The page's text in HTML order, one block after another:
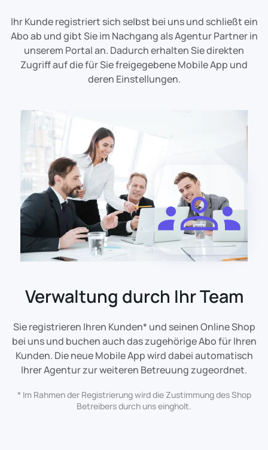
Ihr Kunde registriert sich selbst bei uns und schließt ein
Abo ab und gibt Sie im Nachgang als Agentur Partner in
unserem Portal an. Dadurch erhalten Sie direkten
Zugriff auf die für Sie freigegebene Mobile App und
deren Einstellungen.
Verwaltung durch Ihr Team
Sie registrieren Ihren Kunden* und seinen Online Shop
bei uns und buchen auch das zugehörige Abo für Ihren
Kunden. Die neue Mobile App wird dabei automatisch
Ihrer Agentur zur weiteren Betreuung zugeordnet.
* Im Rahmen der Registrierung wird die Zustimmung des Shop
Betreibers durch uns eingholt.